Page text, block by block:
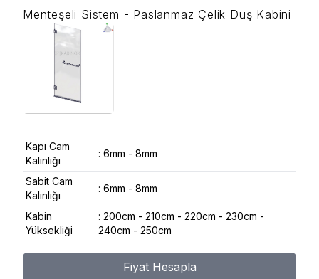
Menteşeli Sistem - Paslanmaz Çelik Duş Kabini
Kapı Cam
Kalınlığı
: 6mm - 8mm
Sabit Cam
Kalınlığı
: 6mm - 8mm
Kabin
Yüksekliği
: 200cm - 210cm - 220cm - 230cm -
240cm - 250cm
Fiyat Hesapla